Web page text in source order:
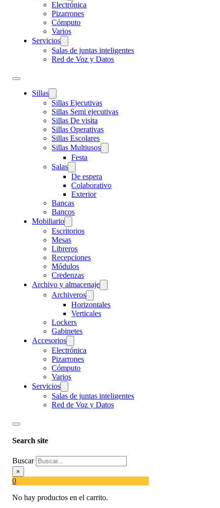
Electrónica
Pizarrones
Cómputo
Varios
Servicios
Salas de juntas inteligentes
Red de Voz y Datos
Sillas
Sillas Ejecutivas
Sillas Semi ejecutivas
Sillas De visita
Sillas Operativas
Sillas Escolares
Sillas Multiusos
Festa
Salas
De espera
Colaborativo
Exterior
Bancas
Bancos
Mobiliario
Escritorios
Mesas
Libreros
Recepciones
Módulos
Credenzas
Archivo y almacenaje
Archiveros
Horizontales
Verticales
Lockers
Gabinetes
Accesorios
Electrónica
Pizarrones
Cómputo
Varios
Servicios
Salas de juntas inteligentes
Red de Voz y Datos
Search site
Buscar
×
0
No hay productos en el carrito.